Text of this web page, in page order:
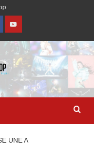
YouTube
UNE A